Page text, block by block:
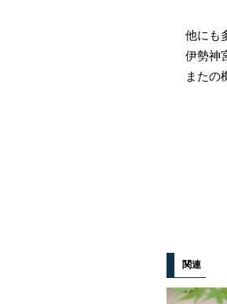
他にも
伊勢神
またの
関連